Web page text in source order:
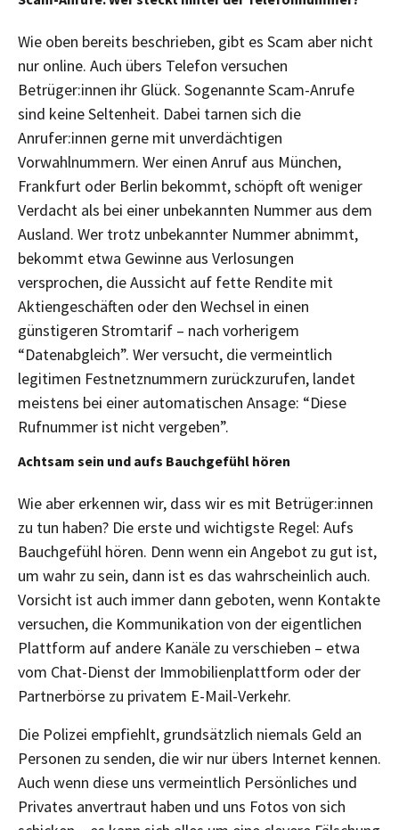
Wie oben bereits beschrieben, gibt es Scam aber nicht
nur online. Auch übers Telefon versuchen
Betrüger:innen ihr Glück. Sogenannte Scam-Anrufe
sind keine Seltenheit. Dabei tarnen sich die
Anrufer:innen gerne mit unverdächtigen
Vorwahlnummern. Wer einen Anruf aus München,
Frankfurt oder Berlin bekommt, schöpft oft weniger
Verdacht als bei einer unbekannten Nummer aus dem
Ausland. Wer trotz unbekannter Nummer abnimmt,
bekommt etwa Gewinne aus Verlosungen
versprochen, die Aussicht auf fette Rendite mit
Aktiengeschäften oder den Wechsel in einen
günstigeren Stromtarif – nach vorherigem
“Datenabgleich”. Wer versucht, die vermeintlich
legitimen Festnetznummern zurückzurufen, landet
meistens bei einer automatischen Ansage: “Diese
Rufnummer ist nicht vergeben”.
Achtsam sein und aufs Bauchgefühl hören
Wie aber erkennen wir, dass wir es mit Betrüger:innen
zu tun haben? Die erste und wichtigste Regel: Aufs
Bauchgefühl hören. Denn wenn ein Angebot zu gut ist,
um wahr zu sein, dann ist es das wahrscheinlich auch.
Vorsicht ist auch immer dann geboten, wenn Kontakte
versuchen, die Kommunikation von der eigentlichen
Plattform auf andere Kanäle zu verschieben – etwa
vom Chat-Dienst der Immobilienplattform oder der
Partnerbörse zu privatem E-Mail-Verkehr.
Die Polizei empfiehlt, grundsätzlich niemals Geld an
Personen zu senden, die wir nur übers Internet kennen.
Auch wenn diese uns vermeintlich Persönliches und
Privates anvertraut haben und uns Fotos von sich